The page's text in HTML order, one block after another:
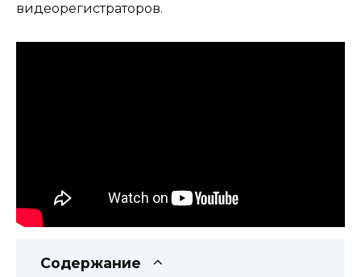
видеорегистраторов.
Содержание